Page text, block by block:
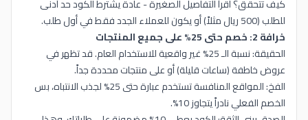
كيف تتحقق؟ اقرأ التفاصيل الصغيرة - عادة يشترط الكود حد أدنى
للطلب (500 ريال مثلاً) أو يكون للعملاء الجدد فقط في أول طلب.
خرافة 2: خصم حتى 25% على جميع المنتجات
الحقيقة: نسبة الـ 25% غير واقعية للاستخدام العام. قد تظهر في
عروض خاطفة (ساعات قليلة) أو على منتجات محددة جداً.
الفخ: المواقع المنافسة تستخدم عبارة حتى 25% لجذب الانتباه، بس
الخصم الفعلي نادراً يتجاوز 10%.